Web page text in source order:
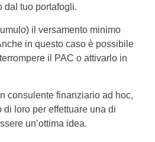
dal tuo portafogli.
il versamento minimo
in questo caso è possibile
il PAC o attivarlo in
consulente finanziario ad hoc,
loro per effettuare una di
un’ottima idea.